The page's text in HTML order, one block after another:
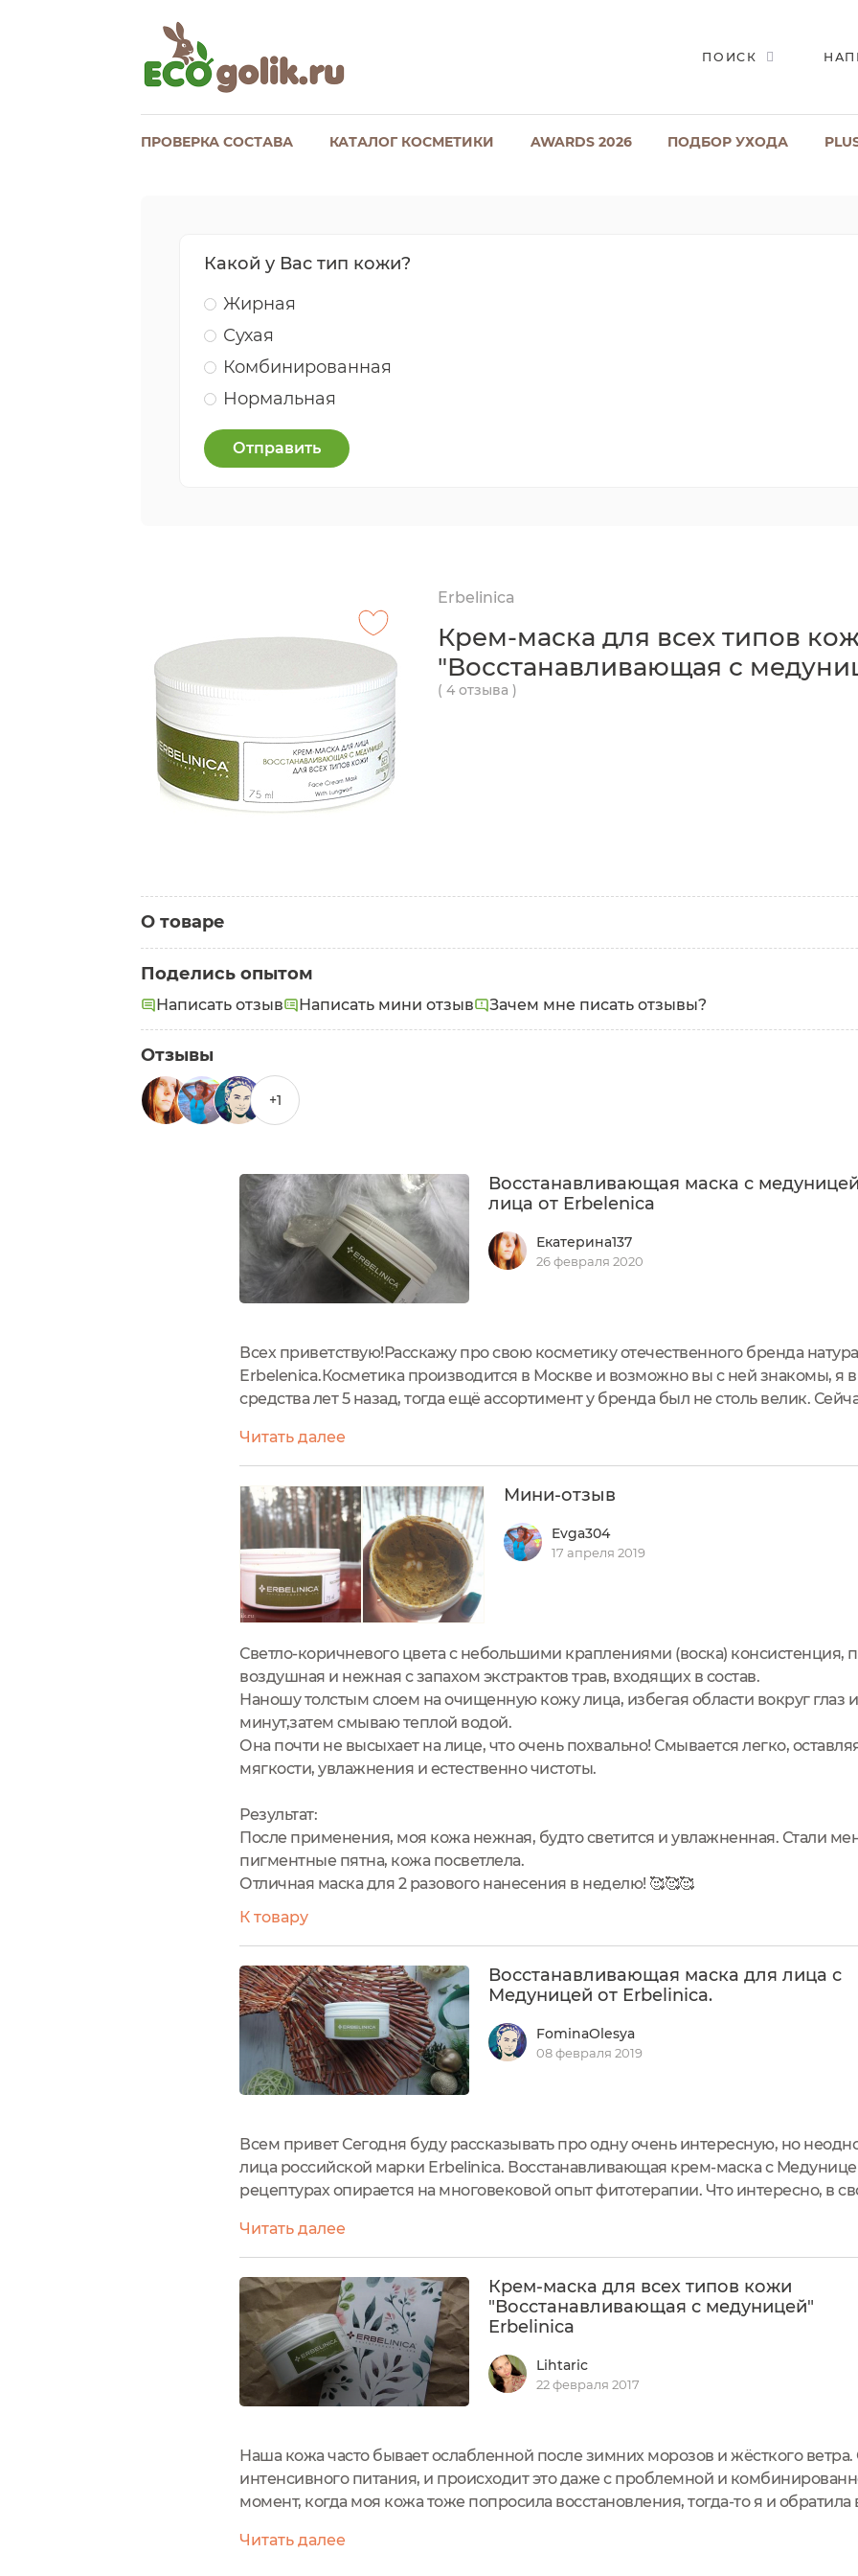
ПОИСК
ПРОВЕРКА СОСТАВА КАТАЛОГ КОСМЕТИКИ AWARDS 2026 ПОДБОР УХОДА
Какой у Вас тип кожи?
Жирная
Сухая
Комбинированная
Нормальная
Отправить
Erbelinica
Крем-маска для всех типов
"Восстанавливающая с
( 4 отзыва )
О товаре
Поделись опытом
Написать отзыв Написать мини отзыв Зачем мне писать отзывы?
Отзывы
+1
Восстанавливающая маска с
лица от Erbelenica
Екатерина137
26 февраля 2020
Всех приветствую!Расскажу про свою косметику отечественного бренда
Erbelenica.Косметика производится в Москве и возможно вы с ней знакомы, я
средства лет 5 назад, тогда ещё ассортимент у бренда был не столь велик.
проблем.В этот раз взяла на пробу...
Читать далее
Мини-отзыв
Evga304
17 апреля 2019
Светло-коричневого цвета с небольшими краплениями (воска) консистенция,
воздушная и нежная с запахом экстрактов трав, входящих в состав.
Наношу толстым слоем на очищенную кожу лица, избегая области вокруг глаз
минут,затем смываю теплой водой.
Она почти не высыхает на лице, что очень похвально! Смывается легко,
мягкости, увлажнения и естественно чистоты.
Результат:
После применения, моя кожа нежная, будто светится и увлажненная. Стали
пигментные пятна, кожа посветлела.
Отличная маска для 2 разового нанесения в неделю! 🥰🥰🥰
К товару
Восстанавливающая маска для лица с
Медуницей от Erbelinica.
FominaOlesya
08 февраля 2019
Всем привет Сегодня буду рассказывать про одну очень интересную, но
лица российской марки Erbelinica. Восстанавливающая крем-маска с
рецептурах опирается на многовековой опыт фитотерапии. Что интересно, в
что дает наша земля. Думаю, такой...
Читать далее
Крем-маска для всех типов кожи
"Восстанавливающая с медуницей"
Erbeliniсa
Lihtaric
22 февраля 2017
Наша кожа часто бывает ослабленной после зимних морозов и жёсткого ветра.
интенсивного питания, и происходит это даже с проблемной и
момент, когда моя кожа тоже попросила восстановления, тогда-то я и
для меня большой плюс, если...
Читать далее